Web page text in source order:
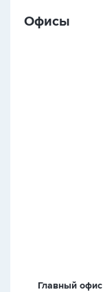
Офисы
Главный офис